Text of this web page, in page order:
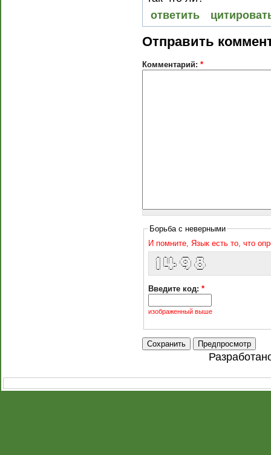
ответить
Отправить
Комментарий: *
Борьба с неверными
И помните, Язык есть то, что
/ | | || |    / _ \   ( _ )
| | | || |_  | (_) |  / _ \
| | |__   _|  \__, | | (_) |
|_|    |_|      /_/   \___/
Введите код: *
изображенный выше